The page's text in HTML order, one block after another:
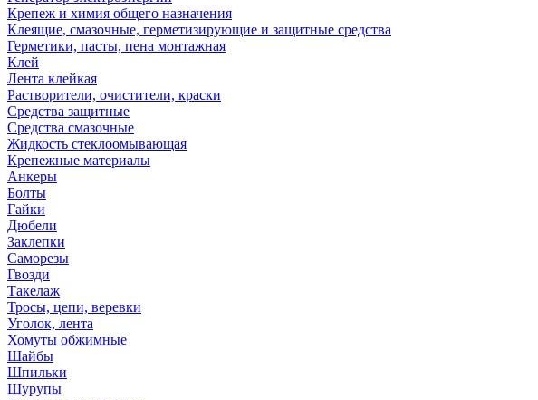
Крепеж и химия общего назначения
Клеящие, смазочные, герметизирующие и защитные средства
Герметики, пасты, пена монтажная
Клей
Лента клейкая
Растворители, очистители, краски
Средства защитные
Средства смазочные
Жидкость стеклоомывающая
Крепежные материалы
Анкеры
Болты
Гайки
Дюбели
Заклепки
Саморезы
Гвозди
Такелаж
Тросы, цепи, веревки
Уголок, лента
Хомуты обжимные
Шайбы
Шпильки
Шурупы